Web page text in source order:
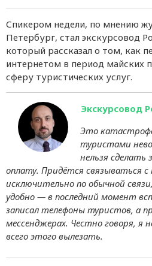
Спикером недели, по мнению
Петербург, стал экскурсовод
который рассказал о том, как
интернетом в период майских
сферу туристических услуг.
Экскурсовод
Это
туристами
нельзя сделать
оплату. Придётся связываться
исключительно по обычной
удобно — в последний момент
записал телефоны туристов, а
мессенджерах. Честно говоря, я
всего этого вылезать.